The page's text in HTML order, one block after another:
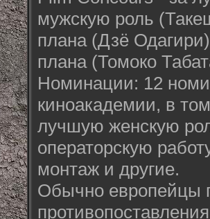
мужскую роль
плана (Дзё
плана (Томоко
Номинации: 12
киноакадемии, в
лучшую женскую
операторскую
монтаж и другие.
Обычно европейцы